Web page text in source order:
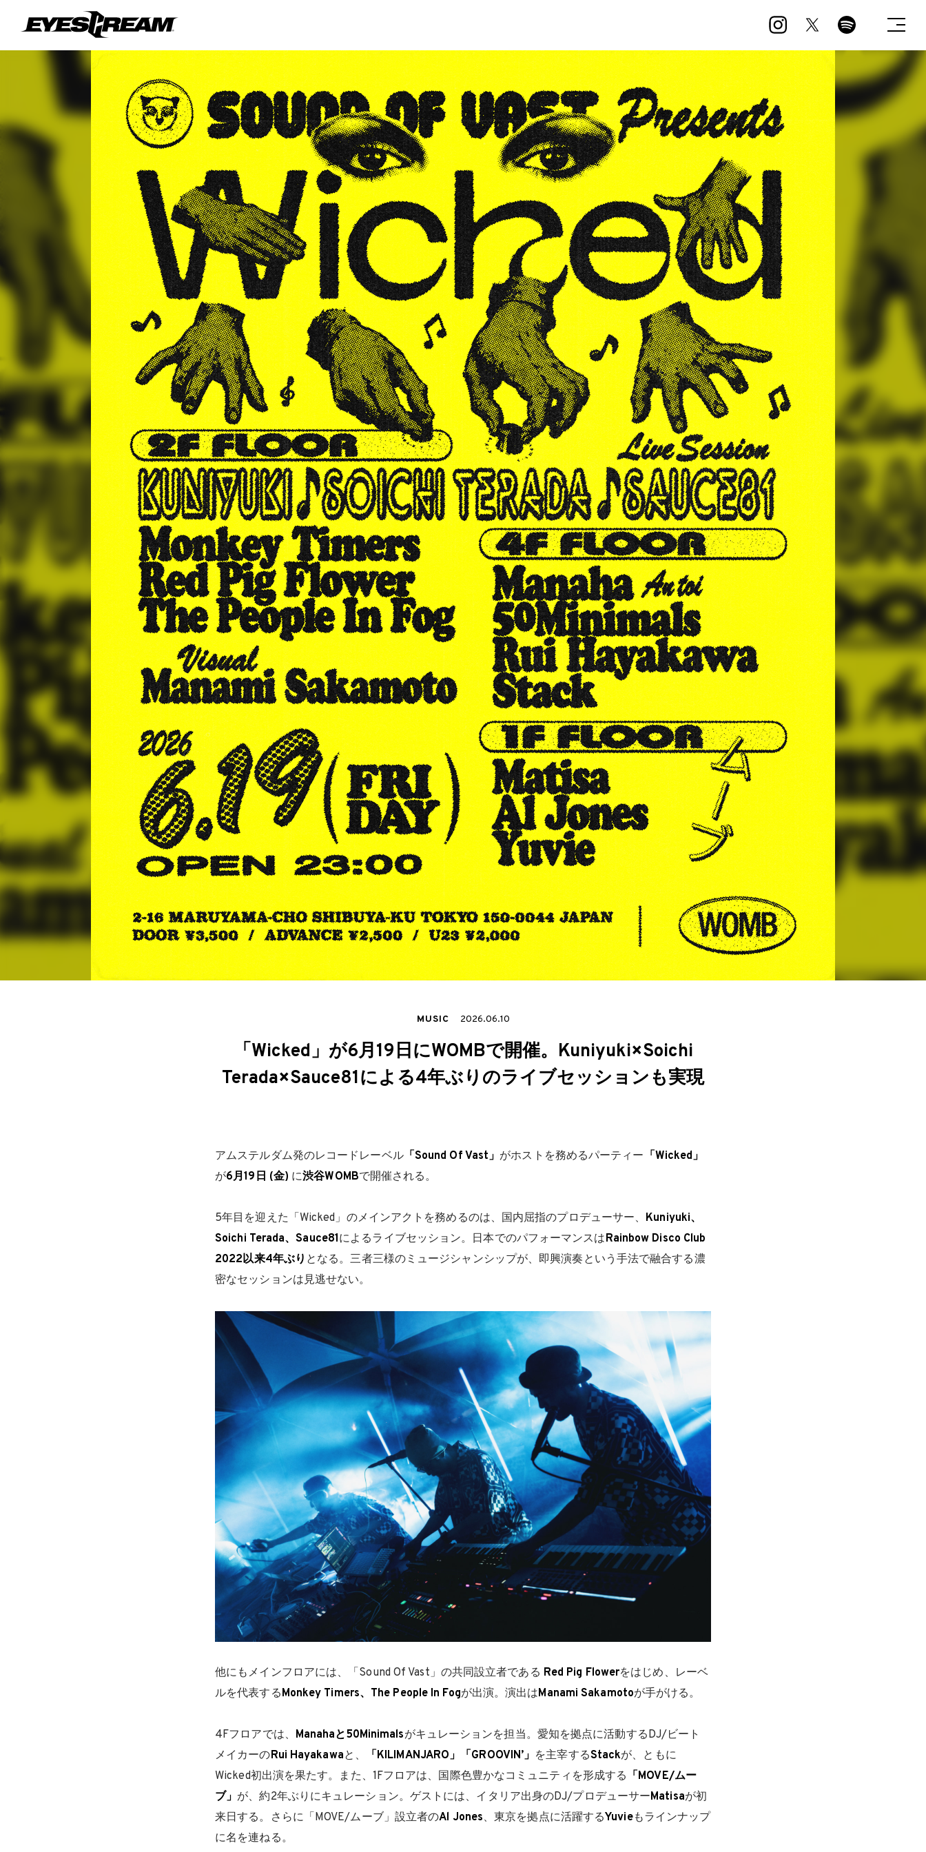
MUSIC 2026.06.10
「Wicked」が6月19日にWOMBで開催。Kuniyuki×Soichi
Terada×Sauce81による4年ぶりのライブセッションも実現
アムステルダム発のレコードレーベル「Sound Of Vast」がホストを務めるパーティー 「Wicked」
が6月19日 (金) に渋谷WOMBで開催される。
5年目を迎えた「Wicked」のメインアクトを務めるのは、国内屈指のプロデューサー、 Kuniyuki、
Soichi Terada、Sauce81によるライブセッション。日本でのパフォーマンスはRainbow Disco Club
2022以来4年ぶり となる。三者三様のミュージシャンシップが、即興演奏という手法で融合する濃
密なセッションは見逃せない。
他にもメインフロアには、「Sound Of Vast」の共同設立者である Red Pig Flowerをはじめ、レーベ
ルを代表するMonkey Timers、The People In Fogが出演。演出はManami Sakamotoが手がける。
4Fフロアでは、 Manahaと50Minimalsがキュレーションを担当。愛知を拠点に活動するDJ/ビート
メイカーのRui Hayakawaと、 「KILIMANJARO」「GROOVIN’」 を主宰するStackが、ともに
Wicked初出演を果たす。また、1Fフロアは、国際色豊かなコミュニティを形成する 「MOVE/ムー
ブ」が、約2年ぶりにキュレーション。ゲストには、イタリア出身のDJ/プロデューサーMatisaが初
来日する。さらに「MOVE/ムーブ」設立者のAl Jones、東京を拠点に活躍するYuvieもラインナップ
に名を連ねる。